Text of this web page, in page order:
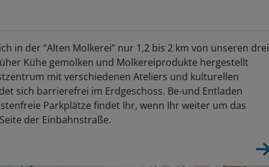
in der “Alten Molkerei” nur 1,2 bis 2 km von unseren drei
Kühe gemolken und Molkereiprodukte hergestellt
mit verschiedenen Ateliers und kulturellen
sich barrierefrei im Erdgeschoss. Be-und Entladen
Parkplätze findet Ihr, wenn Ihr weiter um das
der Einbahnstraße.